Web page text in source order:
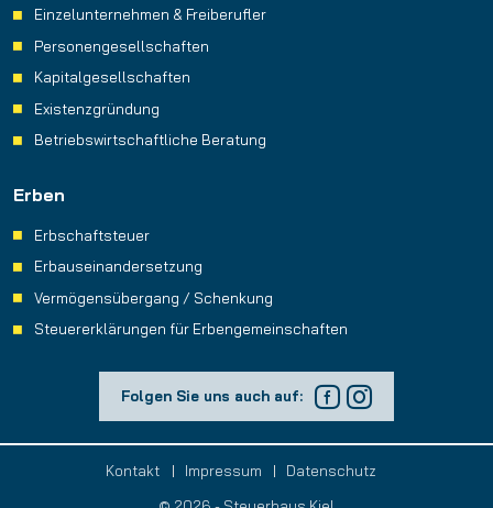
Einzelunternehmen & Freiberufler
Personengesellschaften
Kapitalgesellschaften
Existenzgründung
Betriebswirtschaftliche Beratung
Erben
Erbschaftsteuer
Erbauseinandersetzung
Vermögensübergang / Schenkung
Steuererklärungen für Erbengemeinschaften
Folgen Sie uns auch auf:
Facebook
Instagram
Kontakt Impressum Datenschutz